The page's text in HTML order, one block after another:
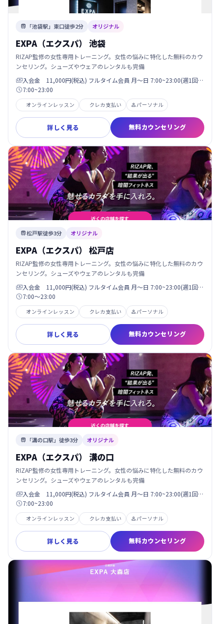
 「池袋駅」東口徒歩2分 オリジナル
EXPA（エクスパ） 池袋
RIZAP監修の女性専用トレーニング。女性の悩みに特化した無料のカウ
ンセリング。シューズやウェアのレンタルも完備
入会金 11,000円(税込) フルタイム会員 月〜日 7:00~23:00(週1回…
7:00~23:00
オンラインレッスン クレカ支払い パーソナル
詳しく見る 無料カウンセリング
松戸駅徒歩3分 オリジナル
EXPA（エクスパ） 松戸店
RIZAP監修の女性専用トレーニング。女性の悩みに特化した無料のカウ
ンセリング。シューズやウェアのレンタルも完備
入会金 11,000円(税込) フルタイム会員 月〜日 7:00~23:00(週1回…
7:00〜23:00
オンラインレッスン クレカ支払い パーソナル
詳しく見る 無料カウンセリング
 「溝の口駅」徒歩3分 オリジナル
EXPA（エクスパ） 溝の口
RIZAP監修の女性専用トレーニング。女性の悩みに特化した無料のカウ
ンセリング。シューズやウェアのレンタルも完備
入会金 11,000円(税込) フルタイム会員 月〜日 7:00~23:00(週1回…
7:00~23:00
オンラインレッスン クレカ支払い パーソナル
詳しく見る 無料カウンセリング